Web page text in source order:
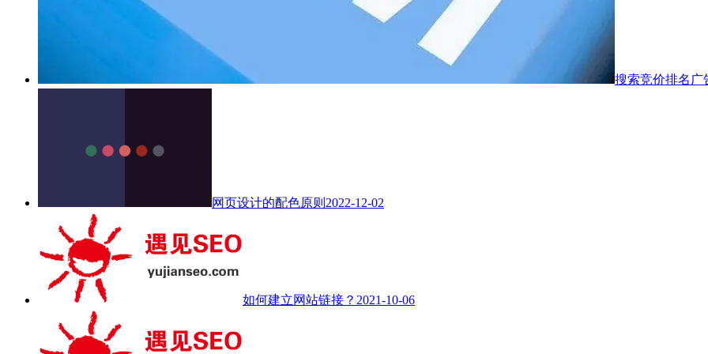
搜索竞价排名广
网页设计的配色原则 2022-12-02
如何建立网站链接？ 2021-10-06